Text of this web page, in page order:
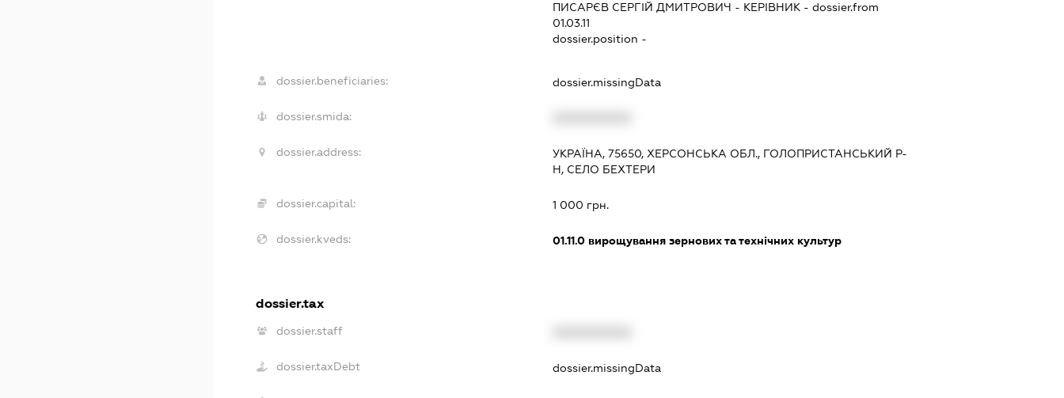
ПИСАРЄВ СЕРГІЙ ДМИТРОВИЧ - КЕРІВНИК - dossier.from
01.03.11
dossier.position -
dossier.beneficiaries: dossier.missingData
dossier.smida:
dossier.address:
УКРАЇНА, 75650, ХЕРСОНСЬКА ОБЛ., ГОЛОПРИСТАНСЬКИЙ Р-
Н, СЕЛО БЕХТЕРИ
dossier.capital: 1 000 грн.
dossier.kveds: 01.11.0вирощування зернових та технічних культур
dossier.tax
dossier.staff
dossier.taxDebt dossier.missingData